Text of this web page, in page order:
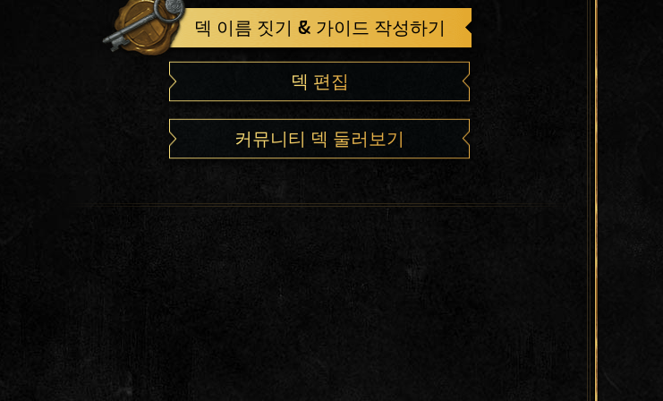
덱 이름 짓기 & 가이드 작성하기
덱 편집
커뮤니티 덱 둘러보기